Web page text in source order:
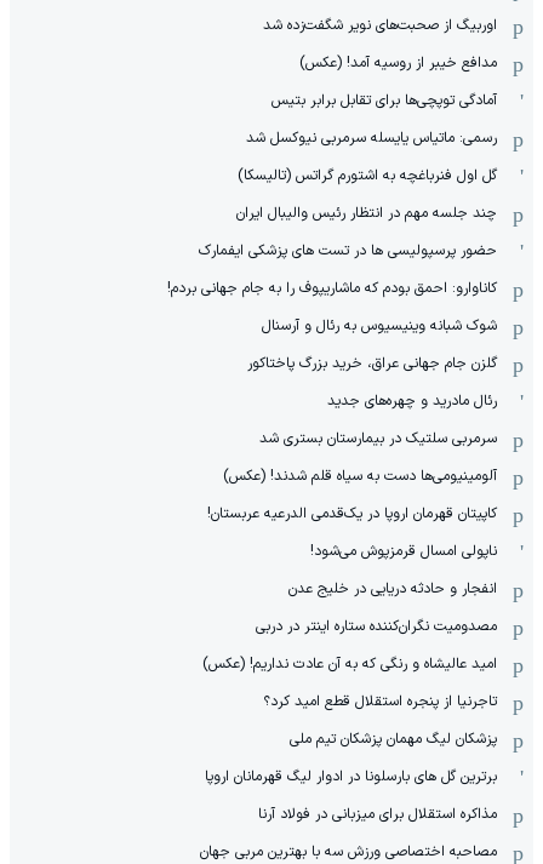
اوربیگ از صحبت‌های نویر شگفت‌زده شد
مدافع خیبر از روسیه آمد! (عکس)
آمادگی توپچی‌ها برای تقابل برابر بتیس
رسمی: ماتیاس یایسله سرمربی نیوکسل شد
گل اول فنرباغچه به اشتورم گراتس (تالیسکا)
چند جلسه مهم در انتظار رئیس والیبال ایران
حضور پرسپولیسی ها در تست های پزشکی ایفمارک
کاناوارو: احمق بودم که ماشاریپوف را به جام جهانی بردم!
شوک شبانه وینیسیوس به رئال و آرسنال
گلزن جام جهانی عراق، خرید بزرگ پاختاکور
رئال مادرید و چهره‌های جدید
سرمربی سلتیک در بیمارستان بستری شد
آلومینیومی‌ها دست به سیاه قلم شدند! (عکس)
کاپیتان قهرمان اروپا در یک‌قدمی الدرعیه عربستان!
ناپولی امسال قرمزپوش می‌شود!
انفجار و حادثه دریایی در خلیج عدن
مصدومیت نگران‌کننده ستاره اینتر در دربی
امید عالیشاه و رنگی که به آن عادت نداریم! (عکس)
تاجرنیا از پنجره استقلال قطع امید کرد؟
پزشکان لیگ مهمان پزشکان تیم ملی
برترین گل های بارسلونا در ادوار لیگ قهرمانان اروپا
مذاکره استقلال برای میزبانی در فولاد آرنا
مصاحبه اختصاصی ورزش سه با بهترین مربی جهان